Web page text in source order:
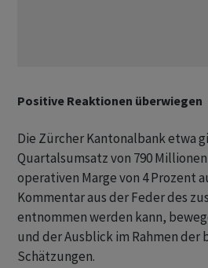
Positive Reaktionen überwiegen
Die Zürcher Kantonalbank etwa
Quartalsumsatz von 790
operativen Marge von 4 Prozent
Kommentar aus der Feder des
entnommen werden kann,
und der Ausblick im Rahmen der
Schätzungen.